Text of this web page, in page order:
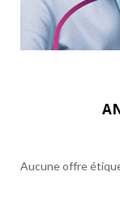
Aucune offre